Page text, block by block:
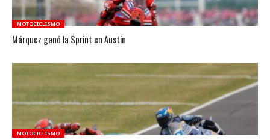
MOTOCICLISMO
Márquez ganó la Sprint en Austin
MOTOCICLISMO